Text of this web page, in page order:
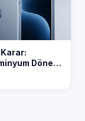
Dönemi